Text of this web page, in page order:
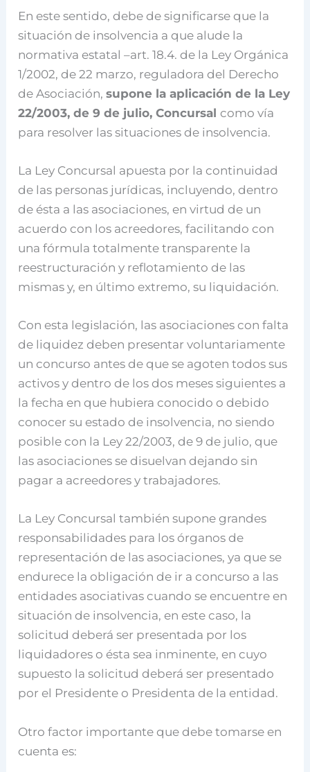
En este sentido, debe de significarse que la
situación de insolvencia a que alude la
normativa estatal –art. 18.4. de la Ley Orgánica
1/2002, de 22 marzo, reguladora del Derecho
de Asociación,supone la aplicación de la Ley
22/2003, de 9 de julio, Concursalcomo vía
para resolver las situaciones de insolvencia.
La Ley Concursal apuesta por la continuidad
de las personas jurídicas, incluyendo, dentro
de ésta a las asociaciones, en virtud de un
acuerdo con los acreedores, facilitando con
una fórmula totalmente transparente la
reestructuración y reflotamiento de las
mismas y, en último extremo, su liquidación.
Con esta legislación, las asociaciones con falta
de liquidez deben presentar voluntariamente
un concurso antes de que se agoten todos sus
activos y dentro de los dos meses siguientes a
la fecha en que hubiera conocido o debido
conocer su estado de insolvencia, no siendo
posible con la Ley 22/2003, de 9 de julio, que
las asociaciones se disuelvan dejando sin
pagar a acreedores y trabajadores.
La Ley Concursal también supone grandes
responsabilidades para los órganos de
representación de las asociaciones, ya que se
endurece la obligación de ir a concurso a las
entidades asociativas cuando se encuentre en
situación de insolvencia, en este caso, la
solicitud deberá ser presentada por los
liquidadores o ésta sea inminente, en cuyo
supuesto la solicitud deberá ser presentado
por el Presidente o Presidenta de la entidad.
Otro factor importante que debe tomarse en
cuenta es: